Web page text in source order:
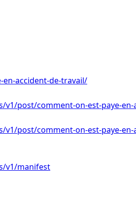
accident-de-travail/
post/comment-on-est-paye-en-
post/comment-on-est-paye-en-
v1/manifest